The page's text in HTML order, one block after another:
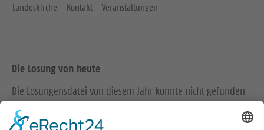
Landeskirche Kontakt Veranstaltungen
Die Losung von heute
Die Losungensdatei von diesem Jahr konnte nicht gefunden
werden. Wie das Problem gelöst werden kann, können Sie
hiernachlesen.